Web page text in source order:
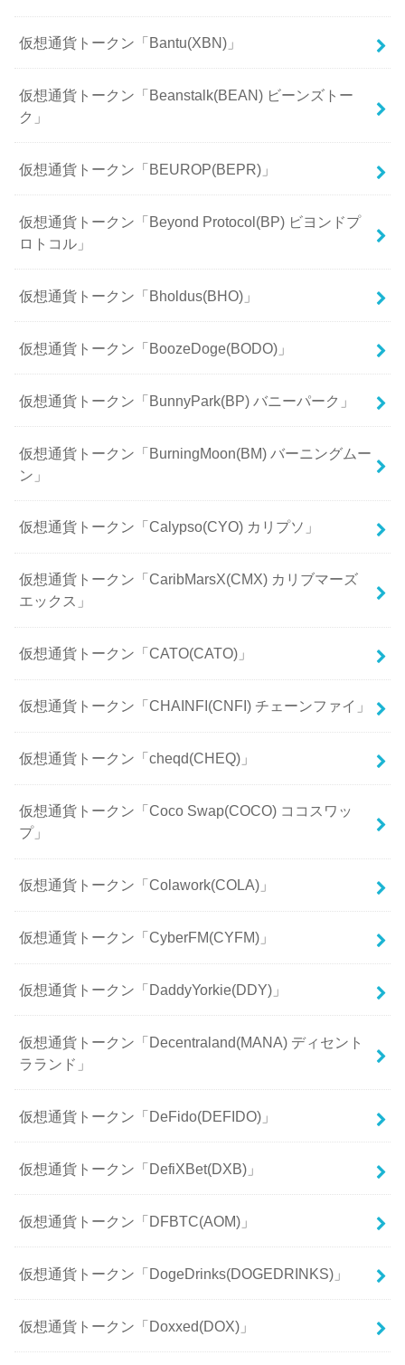
仮想通貨トークン「Bantu(XBN)」
仮想通貨トークン「Beanstalk(BEAN) ビーンズトー
ク」
仮想通貨トークン「BEUROP(BEPR)」
仮想通貨トークン「Beyond Protocol(BP) ビヨンドプ
ロトコル」
仮想通貨トークン「Bholdus(BHO)」
仮想通貨トークン「BoozeDoge(BODO)」
仮想通貨トークン「BunnyPark(BP) バニーパーク」
仮想通貨トークン「BurningMoon(BM) バーニングムー
ン」
仮想通貨トークン「Calypso(CYO) カリプソ」
仮想通貨トークン「CaribMarsX(CMX) カリブマーズ
エックス」
仮想通貨トークン「CATO(CATO)」
仮想通貨トークン「CHAINFI(CNFI) チェーンファイ」
仮想通貨トークン「cheqd(CHEQ)」
仮想通貨トークン「Coco Swap(COCO) ココスワッ
プ」
仮想通貨トークン「Colawork(COLA)」
仮想通貨トークン「CyberFM(CYFM)」
仮想通貨トークン「DaddyYorkie(DDY)」
仮想通貨トークン「Decentraland(MANA) ディセント
ラランド」
仮想通貨トークン「DeFido(DEFIDO)」
仮想通貨トークン「DefiXBet(DXB)」
仮想通貨トークン「DFBTC(AOM)」
仮想通貨トークン「DogeDrinks(DOGEDRINKS)」
仮想通貨トークン「Doxxed(DOX)」